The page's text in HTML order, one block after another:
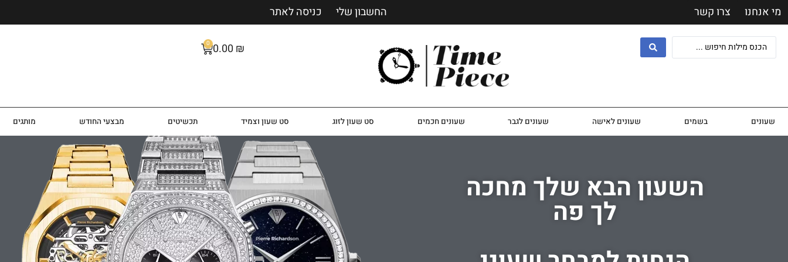
מי אנחנו צרו קשר החשבון שלי כניסה לאתר
0.00 ₪
0
שעונים בשמים שעונים לאישה שעונים לגבר שעונים חכמים סט שעון לזוג סט שעון וצמיד תכשיטים מבצעי החודש מותגים
השעון הבא שלך מחכה
לך פה